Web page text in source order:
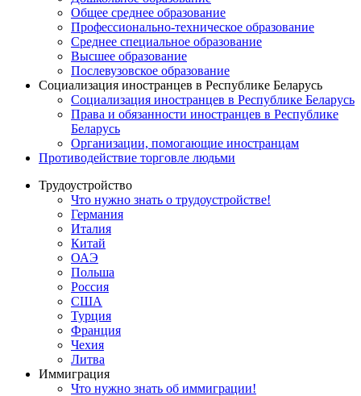
Общее среднее образование
Профессионально-техническое образование
Среднее специальное образование
Высшее образование
Послевузовское образование
Социализация иностранцев в Республике Беларусь
Социализация иностранцев в Республике Беларусь
Права и обязанности иностранцев в Республике
Беларусь
Oрганизации, помогающие иностранцам
Противодействие торговле людьми
Трудоустройство
Что нужно знать о трудоустройстве!
Германия
Италия
Китай
ОАЭ
Польша
Россия
США
Турция
Франция
Чехия
Литва
Иммиграция
Что нужно знать об иммиграции!